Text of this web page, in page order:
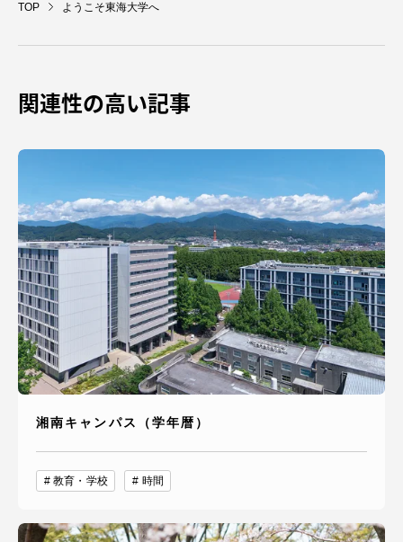
TOP ようこそ東海大学へ
関連性の高い記事
湘南キャンパス（学年暦）
教育・学校 時間